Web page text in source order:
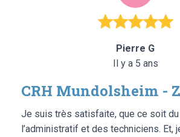
Pierre G
Il y a 5 ans
CRH Mundolsheim -
Je suis très satisfaite, que ce soit du
l’administratif et des techniciens. Et,